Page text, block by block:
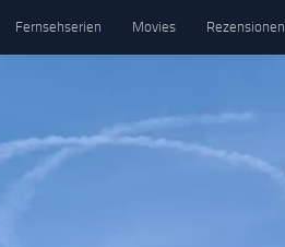
Fernsehserien Movies Rezensionen